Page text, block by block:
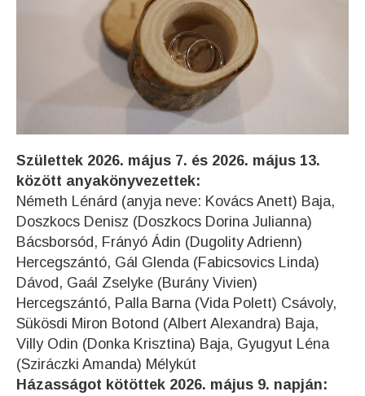
Születtek 2026. május 7. és 2026. május 13.
között anyakönyvezettek:
Németh Lénárd (anyja neve: Kovács Anett) Baja,
Doszkocs Denisz (Doszkocs Dorina Julianna)
Bácsborsód, Frányó Ádin (Dugolity Adrienn)
Hercegszántó, Gál Glenda (Fabicsovics Linda)
Dávod, Gaál Zselyke (Burány Vivien)
Hercegszántó, Palla Barna (Vida Polett) Csávoly,
Sükösdi Miron Botond (Albert Alexandra) Baja,
Villy Odin (Donka Krisztina) Baja, Gyugyut Léna
(Sziráczki Amanda) Mélykút
Házasságot kötöttek 2026. május 9. napján: